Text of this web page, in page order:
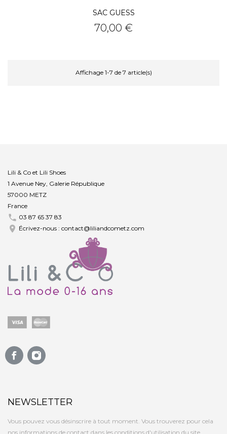
SAC GUESS
Prix
70,00 €
Affichage 1-7 de 7 article(s)
Lili & Co et Lili Shoes
1 Avenue Ney, Galerie République
57000 METZ
France
 03 87 65 37 83
 Écrivez-nous : contact@liliandcometz.com
NEWSLETTER
Vous pouvez vous désinscrire à tout moment. Vous trouverez pour cela
nos informations de contact dans les conditions d'utilisation du site.